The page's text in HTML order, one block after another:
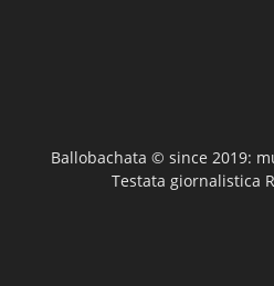
Ballobachata © since 2019:
Testata giornalistica